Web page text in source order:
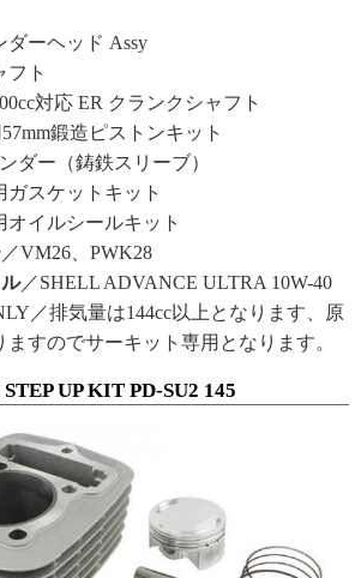
ダーヘッド Assy
フト
対応 ER クランクシャフト
57mm鍛造ピストンキット
ダー（鋳鉄スリーブ）
ガスケットキット
オイルシールキット
／VM26、PWK28
／SHELL ADVANCE ULTRA 10W-40
／排気量は144cc以上となります、原
すのでサーキット専用となります。
UP KIT PD-SU2 145